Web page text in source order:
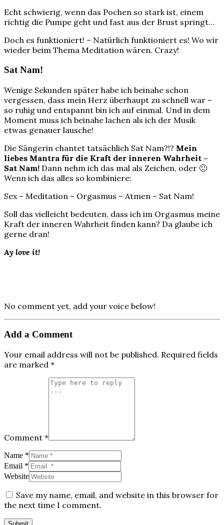
Echt schwierig, wenn das Pochen so stark ist, einem
richtig die Pumpe geht und fast aus der Brust springt…
Doch es funktioniert! – Natürlich funktioniert es! Wo wir
wieder beim Thema Meditation wären. Crazy!
Sat Nam!
Wenige Sekunden später habe ich beinahe schon
vergessen, dass mein Herz überhaupt zu schnell war –
so ruhig und entspannt bin ich auf einmal. Und in dem
Moment muss ich beinahe lachen als ich der Musik
etwas genauer lausche!
Die Sängerin chantet tatsächlich Sat Nam?!? Mein
liebes Mantra für die Kraft der inneren Wahrheit –
Sat Nam! Dann nehm ich das mal als Zeichen, oder 🙂
Wenn ich das alles so kombiniere:
Sex – Meditation – Orgasmus – Atmen – Sat Nam!
Soll das vielleicht bedeuten, dass ich im Orgasmus meine
Kraft der inneren Wahrheit finden kann? Da glaube ich
gerne dran!
Ay love it!
No comment yet, add your voice below!
Add a Comment
Your email address will not be published. Required fields
are marked *
Comment *
Name *
Email *
Website
Save my name, email, and website in this browser for
the next time I comment.